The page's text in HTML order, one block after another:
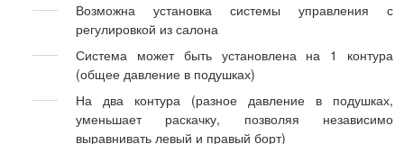
Возможна установка системы управления с
регулировкой из салона
Система может быть установлена на 1 контура
(общее давление в подушках)
На два контура (разное давление в подушках,
уменьшает раскачку, позволяя независимо
выравнивать левый и правый борт)